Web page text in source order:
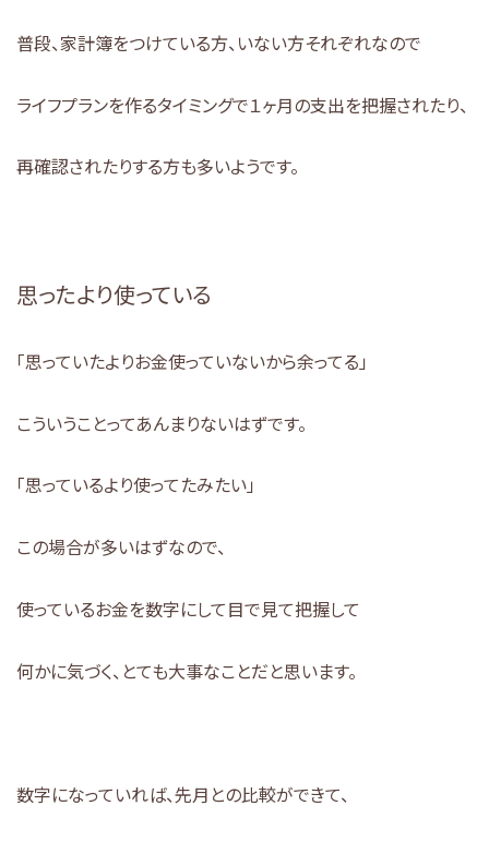
普段、家計簿をつけている方、いない方それぞれなので
ライフプランを作るタイミングで１ヶ月の支出を把握されたり、
再確認されたりする方も多いようです。
思ったより使っている
「思っていたよりお金使っていないから余ってる」
こういうことってあんまりないはずです。
「思っているより使ってたみたい」
この場合が多いはずなので、
使っているお金を数字にして目で見て把握して
何かに気づく、とても大事なことだと思います。
数字になっていれば、先月との比較ができて、